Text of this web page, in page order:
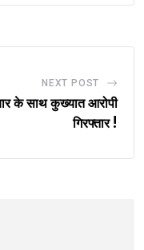
NEXT POST
के साथ कुख्यात आरोपी
गिरफ्तार !